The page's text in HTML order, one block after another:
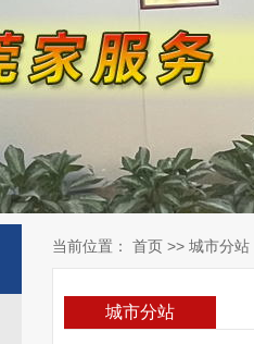
当前位置： 首页 >> 城市分站
城市分站